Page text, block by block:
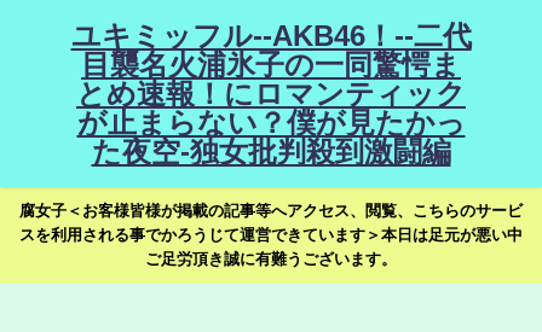
ユキミッフル--AKB46！--二代
目襲名火浦氷子の一同驚愕ま
とめ速報！にロマンティック
が止まらない？僕が見たかっ
た夜空-独女批判殺到激闘編
腐女子＜お客様皆様が掲載の記事等へアクセス、閲覧、こちらのサービ
スを利用される事でかろうじて運営できています＞本日は足元が悪い中
ご足労頂き誠に有難うございます。